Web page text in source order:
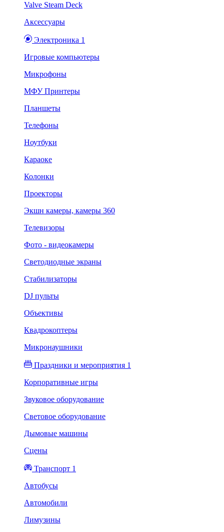
Valve Steam Deck
Аксессуары
Электроника 1
Игровые компьютеры
Микрофоны
МФУ Принтеры
Планшеты
Телефоны
Ноутбуки
Караоке
Колонки
Проекторы
Экшн камеры, камеры 360
Телевизоры
Фото - видеокамеры
Светодиодные экраны
Стабилизаторы
DJ пульты
Объективы
Квадрокоптеры
Микронаушники
Праздники и мероприятия 1
Корпоративные игры
Звуковое оборудование
Световое оборудование
Дымовые машины
Сцены
Транспорт 1
Автобусы
Автомобили
Лимузины